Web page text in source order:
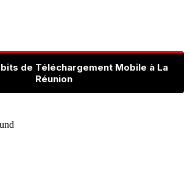
de Téléchargement Mobile à La
Réunion